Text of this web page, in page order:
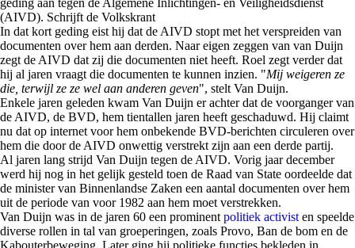
geding aan tegen de Algemene Inlichtingen- en Veiligheidsdienst
(AIVD). Schrijft de Volkskrant
In dat kort geding eist hij dat de AIVD stopt met het verspreiden van
documenten over hem aan derden. Naar eigen zeggen van van Duijn
zegt de AIVD dat zij die documenten niet heeft. Roel zegt verder dat
hij al jaren vraagt die documenten te kunnen inzien. "Mij weigeren ze
die, terwijl ze ze wel aan anderen geven", stelt Van Duijn.
Enkele jaren geleden kwam Van Duijn er achter dat de voorganger van
de AIVD, de BVD, hem tientallen jaren heeft geschaduwd. Hij claimt
nu dat op internet voor hem onbekende BVD-berichten circuleren over
hem die door de AIVD onwettig verstrekt zijn aan een derde partij.
Al jaren lang strijd Van Duijn tegen de AIVD. Vorig jaar december
werd hij nog in het gelijk gesteld toen de Raad van State oordeelde dat
de minister van Binnenlandse Zaken een aantal documenten over hem
uit de periode van voor 1982 aan hem moet verstrekken.
Van Duijn was in de jaren 60 een prominent politiek activist en speelde
diverse rollen in tal van groeperingen, zoals Provo, Ban de bom en de
Kabouterbeweging. Later ging hij politieke functies bekleden in